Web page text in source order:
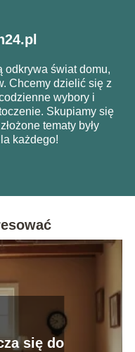
odkrywa świat domu,
Chcemy dzielić się z
wybory i
Skupiamy się
tematy były
każdego!
się do